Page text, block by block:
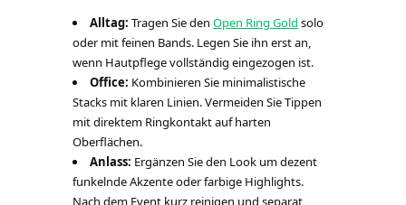
Alltag: Tragen Sie denOpen Ring Gold solo
oder mit feinen Bands. Legen Sie ihn erst an,
wenn Hautpflege vollständig eingezogen ist.
Office: Kombinieren Sie minimalistische
Stacks mit klaren Linien. Vermeiden Sie Tippen
mit direktem Ringkontakt auf harten
Oberflächen.
Anlass: Ergänzen Sie den Look um dezent
funkelnde Akzente oder farbige Highlights.
Nach dem Event kurz reinigen und separat